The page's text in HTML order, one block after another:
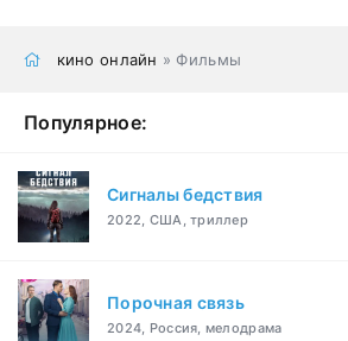
кино онлайн » Фильмы
Популярное:
Сигналы бедствия
2022, США, триллер
Порочная связь
2024, Россия, мелодрама